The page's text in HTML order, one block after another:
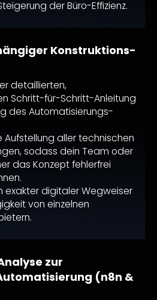
der Büro-Effizienz.
Konstruktions-
detaillierten,
Schritt-für-Schritt-Anleitung
des Automatisierungs-
Aufstellung aller technischen
sodass dein Team oder
das Konzept fehlerfrei
exakter digitaler Wegweiser
von einzelnen
zur
(n8n &